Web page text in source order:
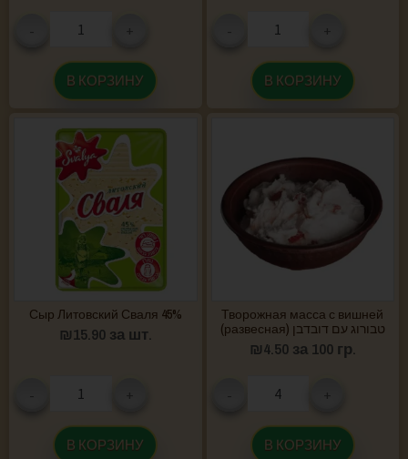
В КОРЗИНУ В КОРЗИНУ
Сыр Литовский Сваля 45%
₪15.90 за шт.
В КОРЗИНУ
Творожная масса с вишней
(развесная) טבורוג עם דובדבן
₪4.50 за 100 гр.
В КОРЗИНУ